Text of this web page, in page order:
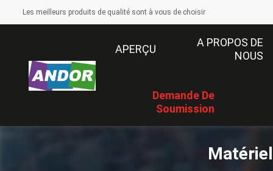
Les meilleurs produits de qualité sont à vous de choisir
APERÇU
A PROPOS DE
NOUS
Demande De
Soumission